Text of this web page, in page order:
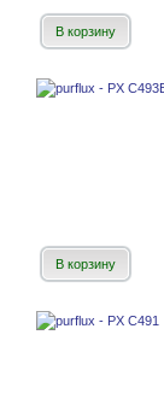
В корзину
В корзину